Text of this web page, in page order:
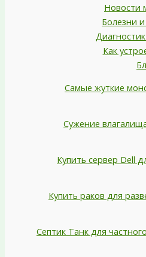
Новости
Болезни
Как
Самые жуткие
Сужение
Купить сервер Dell
Купить раков для
Септик Танк для